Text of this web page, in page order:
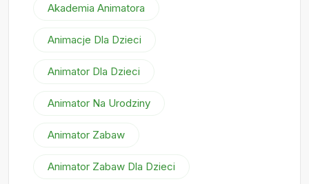
Akademia Animatora
Animacje Dla Dzieci
Animator Dla Dzieci
Animator Na Urodziny
Animator Zabaw
Animator Zabaw Dla Dzieci